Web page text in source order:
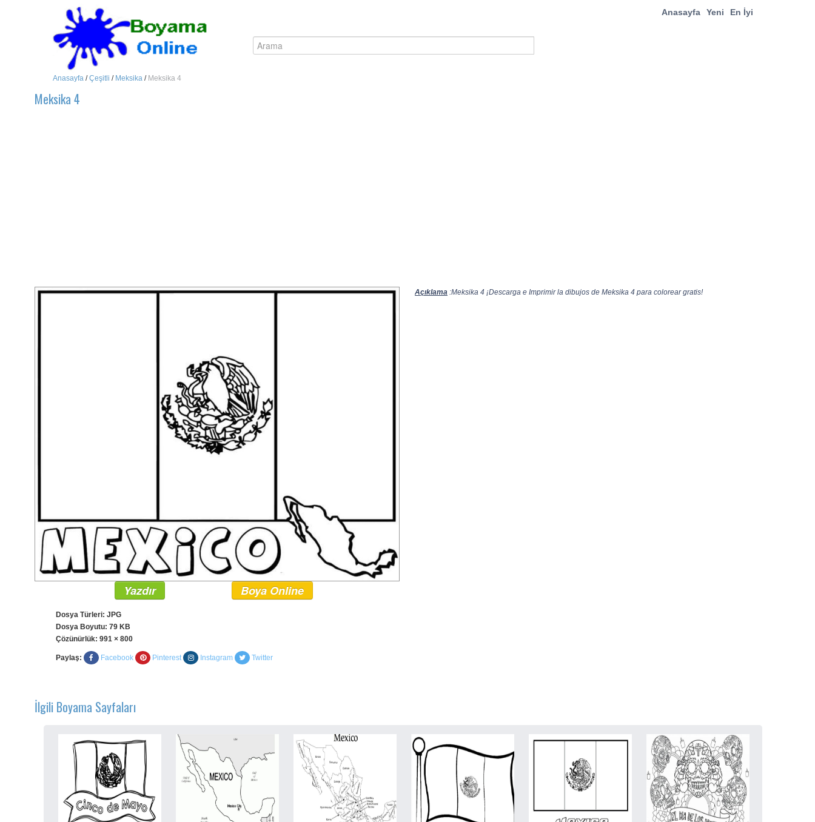
Anasayfa Yeni En İyi
Anasayfa /Çeşitli / Meksika / Meksika 4
Meksika 4
Açıklama :Meksika 4 ¡Descarga e Imprimir la dibujos de Meksika 4 para colorear gratis!
Yazdır Boya Online
Dosya Türleri: JPG
Dosya Boyutu: 79 KB
Çözünürlük: 991 × 800
Paylaş: Facebook Pinterest Instagram Twitter
İlgili Boyama Sayfaları